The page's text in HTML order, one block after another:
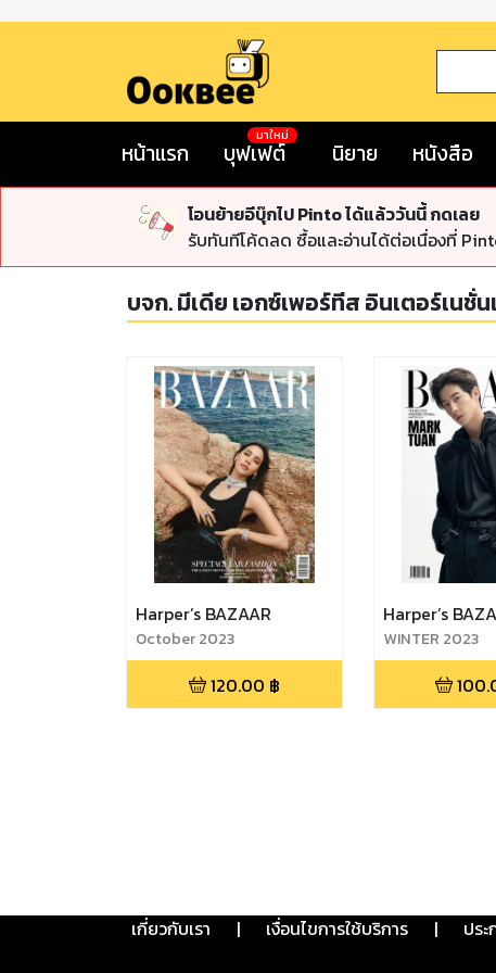
หน้าแรก บุฟเฟต์
มาใหม่
นิยาย หนังสือ
โอนย้ายอีบุ๊กไป Pinto ได้แล้ววันนี้ กดเลย
รับทันทีโค้ดลด ซื้อและอ่านได้ต่อเนื่องที่
บจก. มีเดีย เอกซ์เพอร์ทีส อินเตอร์เนชั่
Harper’s BAZAAR
October 2023
120.00 ฿
Harper’s
WINTER 2023
เกี่ยวกับเรา | เงื่อนไขการใช้บริการ | ปร